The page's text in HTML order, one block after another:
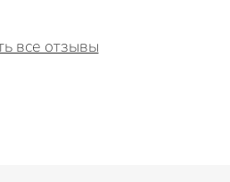
все отзывы